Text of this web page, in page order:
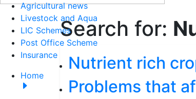
Agricultural news
Livestock and Aqua
LIC Schemes
Post Office Scheme
Insurance
Home
Search for:
Nutrient rich
Problems that